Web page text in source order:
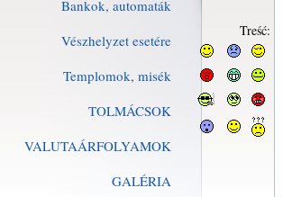
Bankok, automaták
Vészhelyzet esetére
Templomok, misék
TOLMÁCSOK
VALUTAÁRFOLYAMOK
GALÉRIA
Treść: